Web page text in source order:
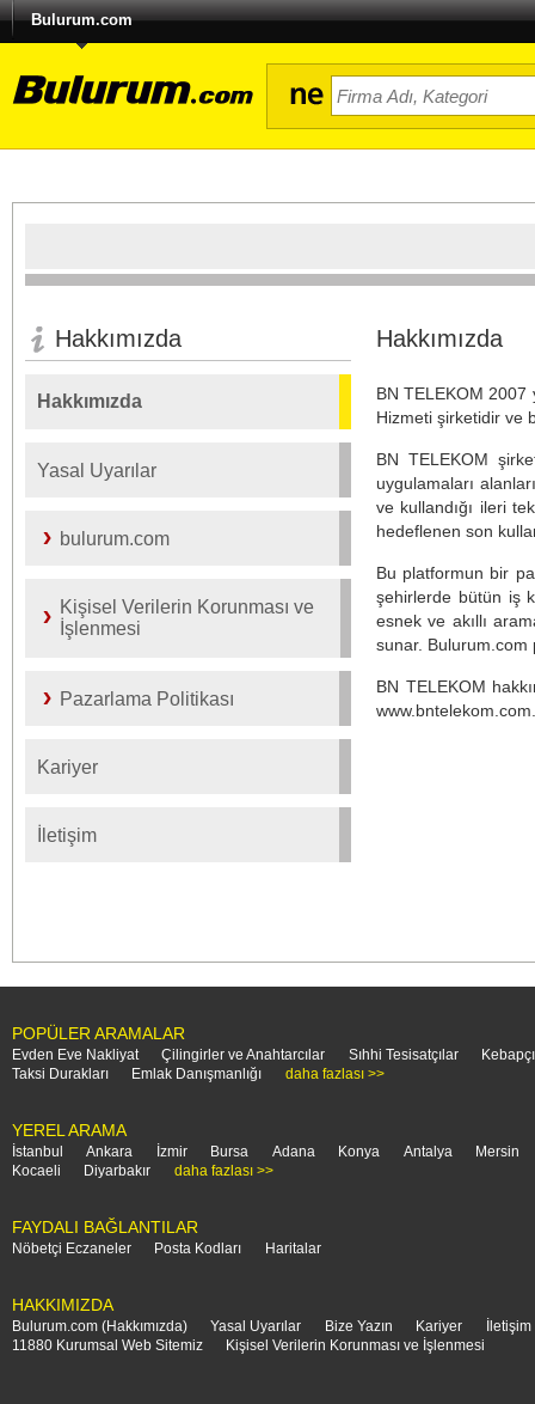
Bulurum.com
Hakkımızda
Hakkımızda
Yasal Uyarılar
bulurum.com
Kişisel Verilerin Korunması ve
İşlenmesi
Pazarlama Politikası
Kariyer
İletişim
Hakkımızda
BN TELEKOM 2007
Hizmeti şirketidir ve
BN TELEKOM
uygulamaları
ve kullandığı ileri
hedeflenen son
Bu platformun bir
şehirlerde bütün iş
esnek ve akıllı
sunar. Bulurum.com
BN TELEKOM
POPÜLER ARAMALAR
Evden Eve Nakliyat Çilingirler ve Anahtarcılar Sıhhi Tesisatçılar
Taksi Durakları
Emlak Danışmanlığı daha fazlası >>
YEREL ARAMA
İstanbul Ankara İzmir Bursa Adana Konya Antalya
Mersin
Kocaeli
Diyarbakır daha fazlası >>
FAYDALI BAĞLANTILAR
Nöbetçi Eczaneler Posta Kodları Haritalar
HAKKIMIZDA
Bulurum.com (Hakkımızda) Yasal Uyarılar Bize Yazın Kariyer
İletişim
11880 Kurumsal Web Sitemiz
Kişisel Verilerin Korunması ve İşlenmesi